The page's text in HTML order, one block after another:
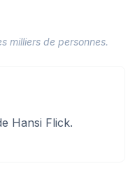
milliers de personnes.
Hansi Flick.